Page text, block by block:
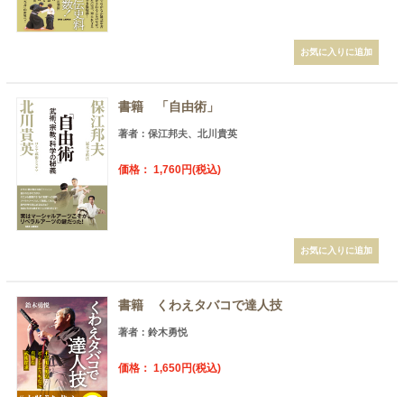
書籍 「自由術」
著者：保江邦夫、北川貴英
価格： 1,760円(税込)
書籍 くわえタバコで達人技
著者：鈴木勇悦
価格： 1,650円(税込)